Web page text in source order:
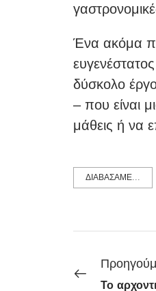
Ένα ακόμα
δύσκολο
– που είναι
μάθεις ή να
ΔΙΑΒΑΣΑΜΕ...
Το